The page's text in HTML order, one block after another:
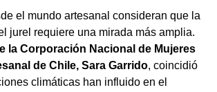
el mundo artesanal consideran que la
jurel requiere una mirada más amplia.
la Corporación Nacional de Mujeres
de Chile, Sara Garrido, coincidió
climáticas han influido en el